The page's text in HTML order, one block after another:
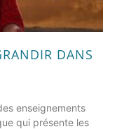
DANS
enseignements
qui présente les